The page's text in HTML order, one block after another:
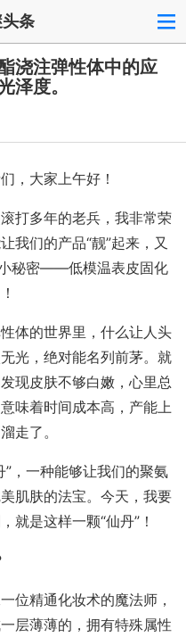
条
浇注弹性体中的应
泽度。
，大家上午好！
打多年的老兵，我非常荣
我们的产品“靓”起来，又
秘密——低模温表皮固化
体的世界里，什么让人头
光，绝对能名列前茅。就
现皮肤不够白嫩，心里总
味着时间成本高，产能上
走了。
，一种能够让我们的聚氨
肌肤的法宝。今天，我要
就是这样一颗“仙丹”！
位精通化妆术的魔法师，
层薄薄的，拥有特殊属性